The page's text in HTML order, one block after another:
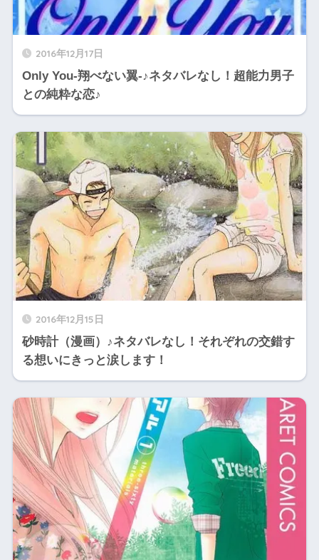
2016年12月17日
Only You-翔べない翼-♪ネタバレなし！超能力男子
との純粋な恋♪
2016年12月15日
砂時計（漫画）♪ネタバレなし！それぞれの交錯す
る想いにきっと涙します！